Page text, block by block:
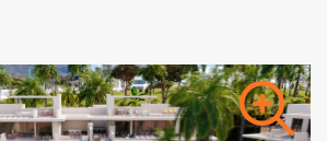
hebben uitzicht op de zee, de
De
48 appartementen (3
parkeergarage voor 80